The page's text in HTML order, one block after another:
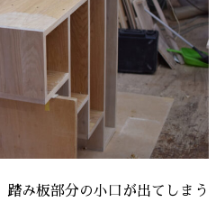
み板部分の小口が出てしまう